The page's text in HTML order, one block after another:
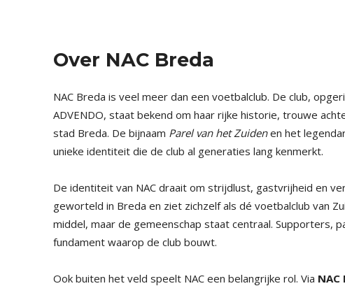
Over NAC Breda
NAC Breda is veel meer dan een voetbalclub. De club,
ADVENDO, staat bekend om haar rijke historie, trouwe
stad Breda. De bijnaam Parel van het Zuidenen het
unieke identiteit die de club al generaties lang kenmerkt.
De identiteit van NAC draait om strijdlust, gastvrijheid en
geworteld in Breda en ziet zichzelf als dé voetbalclub van
middel, maar de gemeenschap staat centraal. Supporters,
fundament waarop de club bouwt.
Ook buiten het veld speelt NAC een belangrijke rol. Via